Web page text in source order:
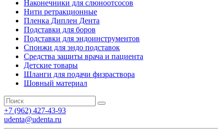
Наконечники для слюноотсосов
Нити ретракционные
Пленка Диплен Дента
Подставки для боров
Подставки для эндоинструментов
Спонжи для эндо подставок
Средства защиты врача и пациента
Детские товары
Шланги для подачи физраствора
Шовный материал
+7 (962) 427-43-93
udenta@udenta.ru